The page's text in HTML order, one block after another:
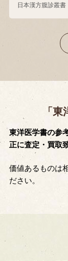
日本漢方腹診叢書
「
東洋医学書の参
正に査定・買取
価値あるものは
ださい。